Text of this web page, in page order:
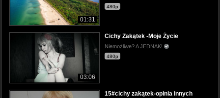
01:31
480p
03:06
Cichy Zakątek -Moje Życie
Niemożliwe? A JEDNAK!
480p
15#cichy zakątek-opinia innych